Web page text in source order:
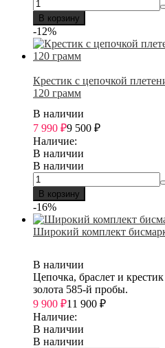
В корзину
-12%
Крестик с цепочкой
120 грамм
В наличии
7 990 ₽9 500 ₽
Наличие:
В наличии
В наличии
В корзину
-16%
Широкий комплект
В наличии
Цепочка, браслет и
золота 585-й пробы.
9 900 ₽11 900 ₽
Наличие:
В наличии
В наличии